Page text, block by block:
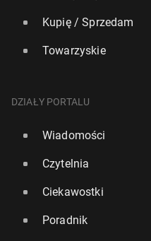
Kupię / Sprzedam
Towarzyskie
DZIAŁY PORTALU
Wiadomości
Czytelnia
Ciekawostki
Poradnik